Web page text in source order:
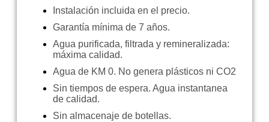
Instalación incluida en el precio.
Garantía mínima de 7 años.
Agua purificada, filtrada y remineralizada:
máxima calidad.
Agua de KM 0. No genera plásticos ni CO2
Sin tiempos de espera. Agua instantanea
de calidad.
Sin almacenaje de botellas.